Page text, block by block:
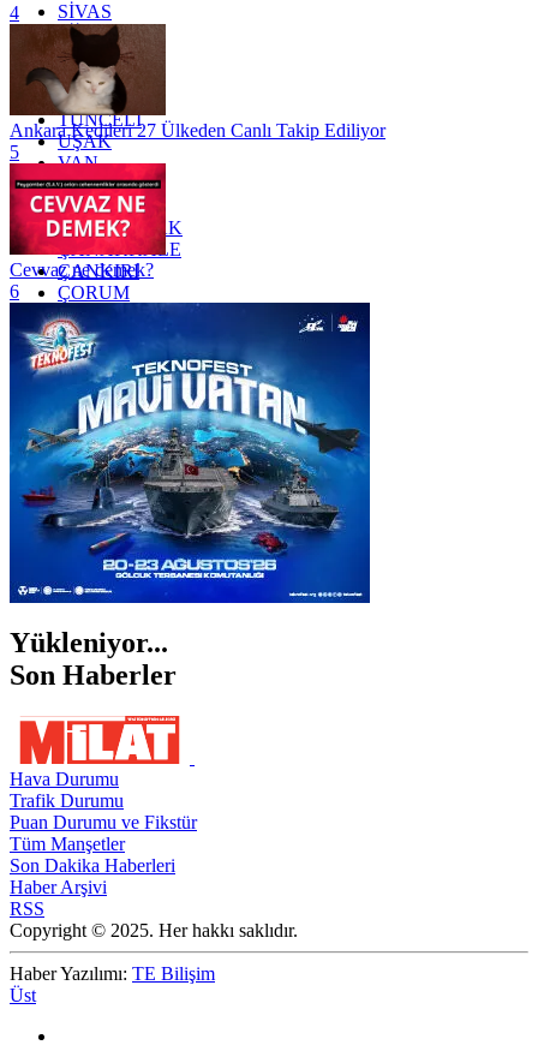
SİVAS
SİİRT
TEKİRDAĞ
TOKAT
TRABZON
TUNCELİ
UŞAK
VAN
YALOVA
YOZGAT
ZONGULDAK
ÇANAKKALE
ÇANKIRI
ÇORUM
İSTANBUL
İZMİR
ŞANLIURFA
ŞIRNAK
4
Ankara Kedileri 27 Ülkeden Canlı Takip Ediliyor
5
Cevvaz ne demek?
6
Yükleniyor...
Son Haberler
Hava Durumu
Trafik Durumu
Puan Durumu ve Fikstür
Tüm Manşetler
Son Dakika Haberleri
Haber Arşivi
RSS
Copyright © 2025. Her hakkı saklıdır.
Haber Yazılımı: TE Bilişim
Üst